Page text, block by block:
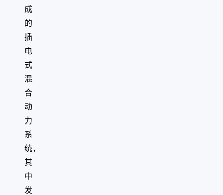
成
的
插
电
式
混
合
动
力
系
统，
其
中
发